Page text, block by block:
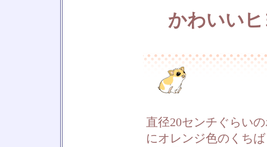
かわいい
直径20センチぐらい
にオレンジ色のくち